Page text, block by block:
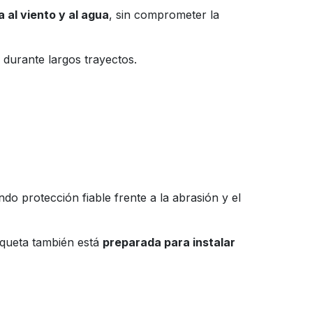
al viento y al agua, sin comprometer la
largos trayectos.
protección fiable frente a la abrasión y el
también está preparada para instalar